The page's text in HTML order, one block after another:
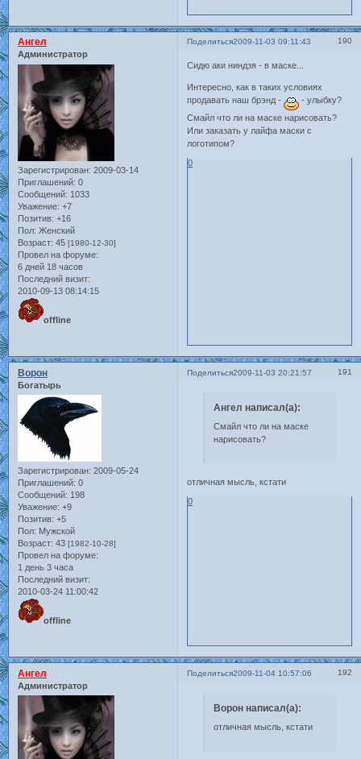
Поделиться 190
2009-11-03 09:11:43
Ангел
Администратор
Зарегистрирован: 2009-03-14
Приглашений: 0
Сообщений: 1033
Уважение: +7
Позитив: +16
Пол: Женский
Возраст: 45 [1980-12-30]
Провел на форуме:
6 дней 18 часов
Последний визит:
2010-09-13 08:14:15
offline
Сидю аки ниндзя - в маске...
Интересно, как в таких условиях
продавать наш брэнд -
- улыбку?
Смайл что ли на маске нарисовать?
Или заказать у лайфа маски с
логотипом?
0
Поделиться 191
2009-11-03 20:21:57
Ворон
Богатырь
Зарегистрирован: 2009-05-24
Приглашений: 0
Сообщений: 198
Уважение: +9
Позитив: +5
Пол: Мужской
Возраст: 43 [1982-10-28]
Провел на форуме:
1 день 3 часа
Последний визит:
2010-03-24 11:00:42
offline
Ангел написал(а):
Смайл что ли на маске
нарисовать?
отличная мысль, кстати
0
Поделиться 192
2009-11-04 10:57:06
Ангел
Администратор
Ворон написал(а):
отличная мысль, кстати